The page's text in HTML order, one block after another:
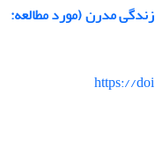
مدرن (مورد مطالعه:
https://